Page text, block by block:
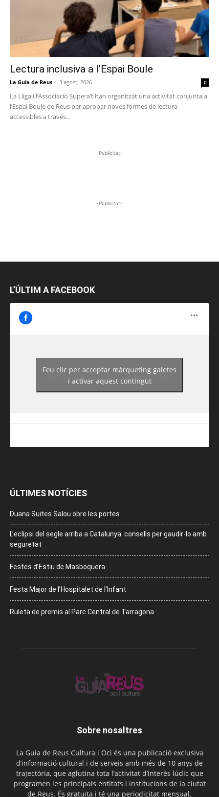
Lectura inclusiva a l’Espai Boule
La Guia de Reus - 3 agost, 2026 0
La Lliga i l’Associació Supera’t han organitzat una activitat conjunta a
l’Espai Boule de Reus per apropar noves formes de lectura
accessibles a través...
-Publicitat-
-Publicitat-
L’ÚLTIM A FACEBOOK
https://www.facebook.com/guiadereus/
Feu clic per acceptar màrqueting galetes
i activar aquest contingut
ÚLTIMES NOTÍCIES
Duana Suites Salou obre les portes
L’eclipsi del segle arriba a Catalunya: consells per gaudir-lo amb
seguretat
Festes d’Estiu de Masboquera
Festa Major de l’Hospitalet de l’Infant
Ruleta de premis al Parc Central de Tarragona
Sobre nosaltres
La Guia de Reus Cultura i Oci és una publicació exclusiva
d’informació cultural i de serveis amb més de 10 anys de
trajectòria, que aglutina tota l’activitat d’interès lúdic que
programen les principals entitats i institucions de la ciutat
de Reus. És gratuïta i té una periodicitat mensual.